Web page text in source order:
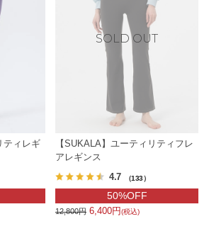
ティレギ
【SUKALA】ユーティリティフレ
アレギンス
4.7 （133）
50%OFF
12,800円 6,400円(税込)